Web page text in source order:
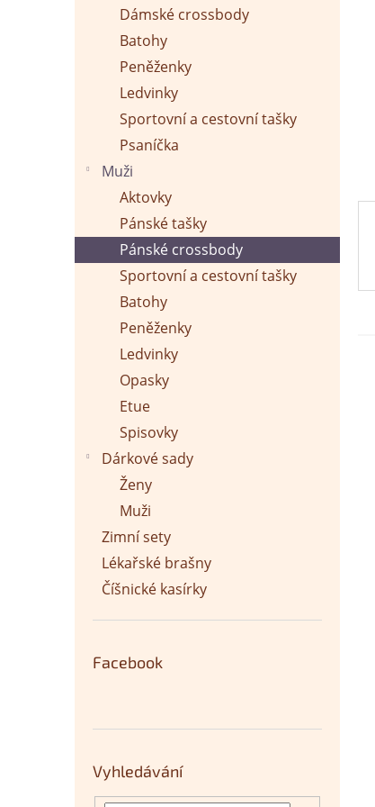
Dámské crossbody
Batohy
Peněženky
Ledvinky
Sportovní a cestovní tašky
Psaníčka
Muži
Aktovky
Pánské tašky
Pánské crossbody
Sportovní a cestovní tašky
Batohy
Peněženky
Ledvinky
Opasky
Etue
Spisovky
Dárkové sady
Ženy
Muži
Zimní sety
Lékařské brašny
Číšnické kasírky
Facebook
Vyhledávání